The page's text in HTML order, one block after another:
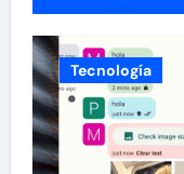
Tecnología